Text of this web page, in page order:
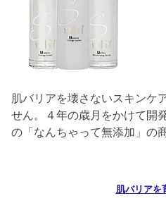
肌バリアを壊さないスキンケ
せん。４年の歳月をかけて開
の「なんちゃって無添加」の
肌バリアを